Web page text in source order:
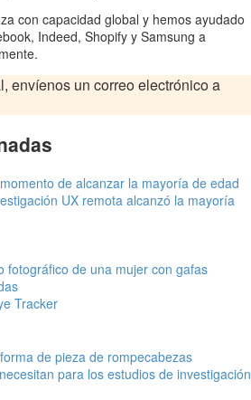
con capacidad global y hemos ayudado
Indeed, Shopify y Samsung a
envíenos un correo electrónico a
UX remota alcanzó la mayoría
Tracker
para los estudios de investigación